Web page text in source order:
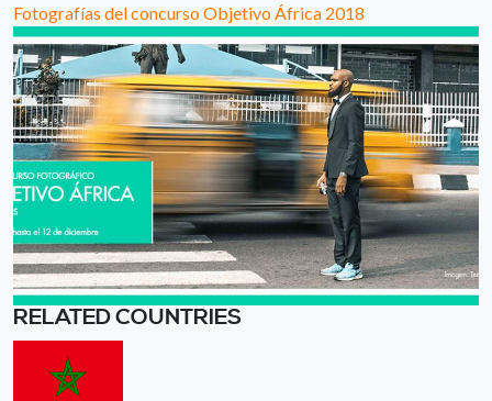
Fotografías del concurso Objetivo África 2018
RELATED COUNTRIES